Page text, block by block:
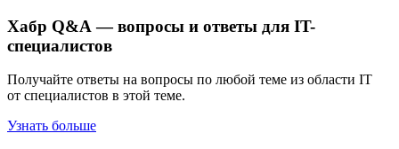
Хабр Q&A — вопросы и ответы для IT-
специалистов
Получайте ответы на вопросы по любой теме из области IT
от специалистов в этой теме.
Узнать больше